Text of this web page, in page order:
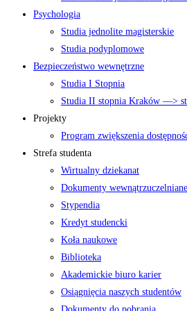
Psychologia
Studia jednolite magisterskie
Studia podyplomowe
Bezpieczeństwo wewnętrzne
Studia I Stopnia
Studia II stopnia Kraków —>
Projekty
Program zwiększenia
Strefa studenta
Wirtualny dziekanat
Dokumenty wewnątrzuczelniane
Stypendia
Kredyt studencki
Koła naukowe
Biblioteka
Akademickie biuro karier
Osiągnięcia naszych studentów